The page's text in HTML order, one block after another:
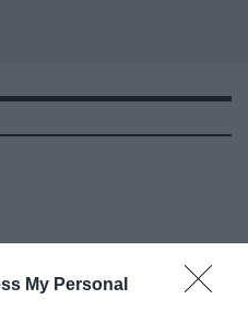
My Personal